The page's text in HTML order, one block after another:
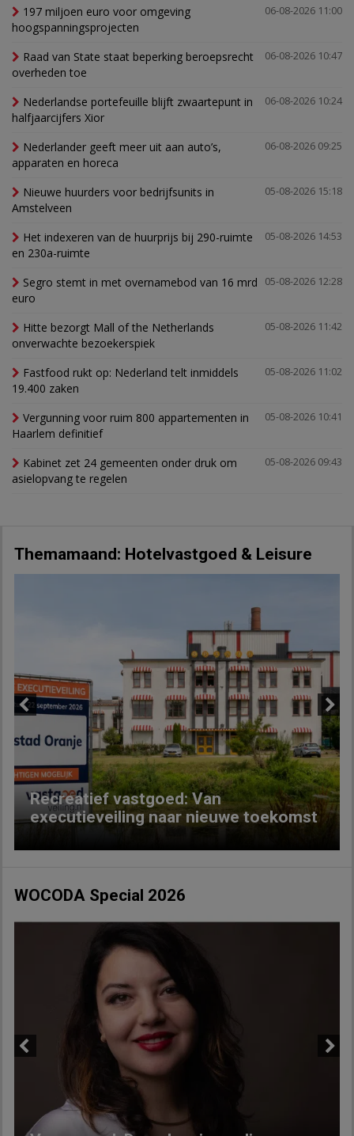
06-08-2026 11:00
197 miljoen euro voor omgeving
hoogspanningsprojecten
06-08-2026 10:47
Raad van State staat beperking beroepsrecht
overheden toe
06-08-2026 10:24
Nederlandse portefeuille blijft zwaartepunt in
halfjaarcijfers Xior
06-08-2026 09:25
Nederlander geeft meer uit aan auto’s,
apparaten en horeca
05-08-2026 15:18
Nieuwe huurders voor bedrijfsunits in
Amstelveen
05-08-2026 14:53
Het indexeren van de huurprijs bij 290-ruimte
en 230a-ruimte
05-08-2026 12:28
Segro stemt in met overnamebod van 16 mrd
euro
05-08-2026 11:42
Hitte bezorgt Mall of the Netherlands
onverwachte bezoekerspiek
05-08-2026 11:02
Fastfood rukt op: Nederland telt inmiddels
19.400 zaken
05-08-2026 10:41
Vergunning voor ruim 800 appartementen in
Haarlem definitief
05-08-2026 09:43
Kabinet zet 24 gemeenten onder druk om
asielopvang te regelen
Themamaand: Hotelvastgoed & Leisure
Recreatief vastgoed: Van
executieveiling naar nieuwe toekomst
Next
WOCODA Special 2026